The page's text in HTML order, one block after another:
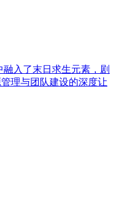
入了末日求生元素，剧
理与团队建设的深度让